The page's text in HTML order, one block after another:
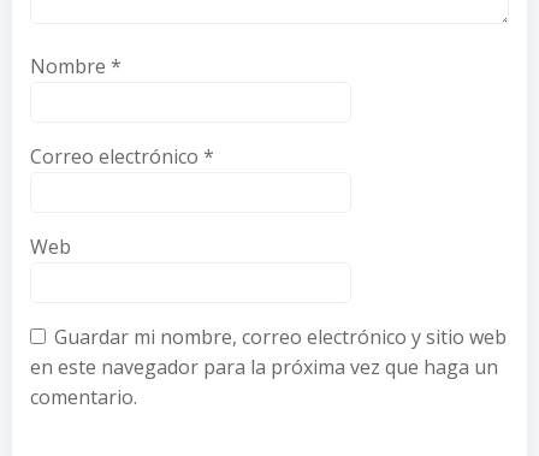
Nombre *
Correo electrónico *
Web
Guardar mi nombre, correo electrónico y sitio web
en este navegador para la próxima vez que haga un
comentario.